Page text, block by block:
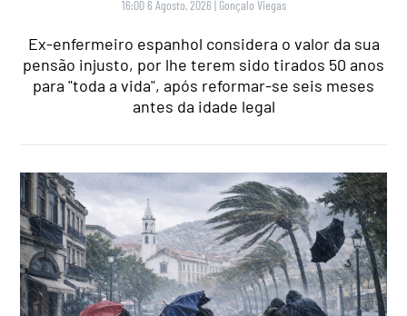
16:00 6 Agosto, 2026 | Gonçalo Viegas
Ex-enfermeiro espanhol considera o valor da sua
pensão injusto, por lhe terem sido tirados 50 anos
para "toda a vida", após reformar-se seis meses
antes da idade legal